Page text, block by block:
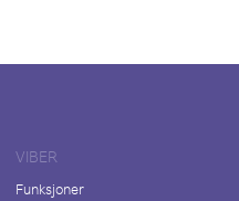
VIBER
Funksjoner